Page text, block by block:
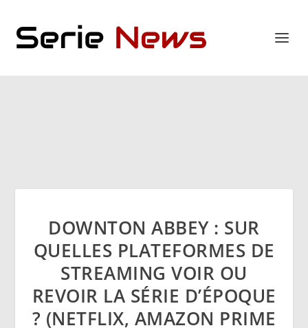
DOWNTON ABBEY : SUR
QUELLES PLATEFORMES DE
STREAMING VOIR OU
REVOIR LA SÉRIE D’ÉPOQUE
? (NETFLIX, AMAZON PRIME